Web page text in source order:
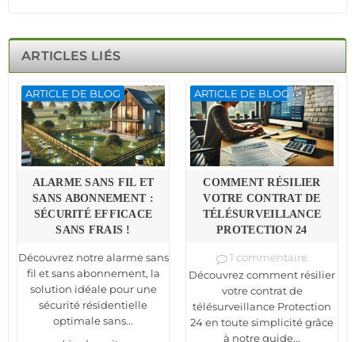
ARTICLES LIÉS
ARTICLE DE BLOG
ALARME SANS FIL ET
SANS ABONNEMENT :
SÉCURITÉ EFFICACE
SANS FRAIS !
Découvrez notre alarme sans
fil et sans abonnement, la
solution idéale pour une
sécurité résidentielle
optimale sans...
ARTICLE DE BLOG
COMMENT RÉSILIER
VOTRE CONTRAT DE
TÉLÉSURVEILLANCE
PROTECTION 24
1 commentaire
Découvrez comment résilier
votre contrat de
télésurveillance Protection
24 en toute simplicité grâce
à notre guide...